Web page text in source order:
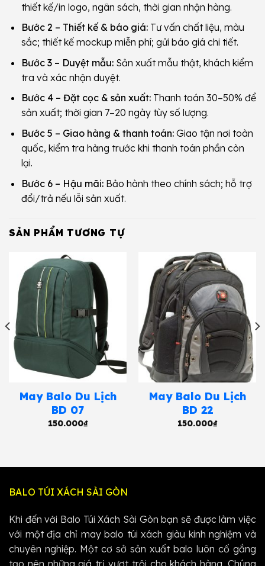
thiết kế/in logo, ngân sách, thời gian nhận hàng.
Bước 2 – Thiết kế & báo giá:Tư vấn chất liệu, màu
sắc; thiết kế mockup miễn phí; gửi báo giá chi tiết.
Bước 3 – Duyệt mẫu:Sản xuất mẫu thật, khách kiểm
tra và xác nhận duyệt.
Bước 4 – Đặt cọc & sản xuất:Thanh toán 30–50% để
sản xuất; thời gian 7–20 ngày tùy số lượng.
Bước 5 – Giao hàng & thanh toán:Giao tận nơi toàn
quốc, kiểm tra hàng trước khi thanh toán phần còn
lại.
Bước 6 – Hậu mãi:Bảo hành theo chính sách; hỗ trợ
đổi/trả nếu lỗi sản xuất.
SẢN PHẨM TƯƠNG TỰ
May Balo Du Lịch
BD 07
150.000₫
May Balo Du Lịch
BD 22
150.000₫
BALO TÚI XÁCH SÀI GÒN
Khi đến với Balo Túi Xách Sài Gòn bạn sẽ được làm việc
với một địa chỉ may balo túi xách giàu kinh nghiệm và
chuyên nghiệp. Một cơ sở sản xuất balo luôn cố gắng
tạo nên những giá trị vượt trội cho khách hàng. Chúng